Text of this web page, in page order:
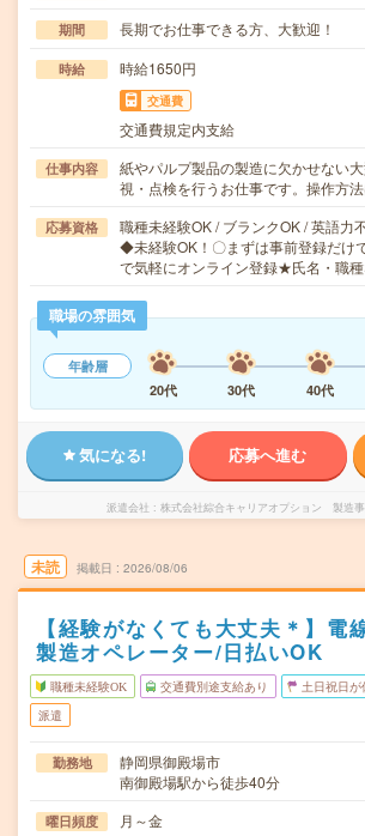
期間 長期でお仕事できる方、大歓迎！
時給 時給1650円
交通費
交通費規定内支給
仕事内容
紙やパルプ製品の製造に欠かせない
視・点検を行うお仕事です。操作方
応募資格
職種未経験OK / ブランクOK / 英語力
◆未経験OK！〇まずは事前登録だけ
で気軽にオンライン登録★氏名・職
職場の雰囲気
年齢層
20代
30代 40代
気になる! 応募へ進む
派遣会社 株式会社綜合キャリアオプション 製造事
未読 掲載日 2026/08/06
【経験がなくても大丈夫＊】電
製造オペレーター/日払いOK
職種未経験OK 交通費別途支給あり 土日祝日が
派遣
勤務地
静岡県御殿場市
南御殿場駅から徒歩40分
曜日頻度 月～金